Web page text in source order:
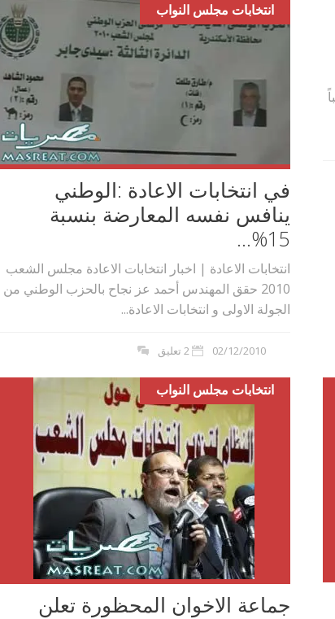
انتخابات مجلس النواب
في انتخابات الاعادة :الوطني
ينافس نفسه المعارضة بنسبة
15%...
انتخابات الاعادة | اخبار انتخابات الاعادة مجلس الشعب
2010 حقق المهندس أحمد عز نجاح بالحزب الوطني من
الجولة الاولى و انتخابات الاعادة...
02/12/2010 2 تعليق
انتخابات مجلس النواب
جماعة الاخوان المحظورة تعلن